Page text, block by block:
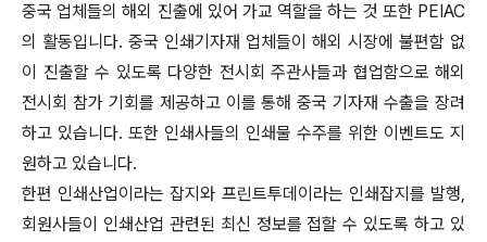
중국 업체들의 해외 진출에 있어 가교 역할을 하는 것 또한 PEIAC
의 활동입니다. 중국 인쇄기자재 업체들이 해외 시장에 불편함 없
이 진출할 수 있도록 다양한 전시회 주관사들과 협업함으로 해외
전시회 참가 기회를 제공하고 이를 통해 중국 기자재 수출을 장려
하고 있습니다. 또한 인쇄사들의 인쇄물 수주를 위한 이벤트도 지
원하고 있습니다.
한편 인쇄산업이라는 잡지와 프린트투데이라는 인쇄잡지를 발행,
회원사들이 인쇄산업 관련된 최신 정보를 접할 수 있도록 하고 있